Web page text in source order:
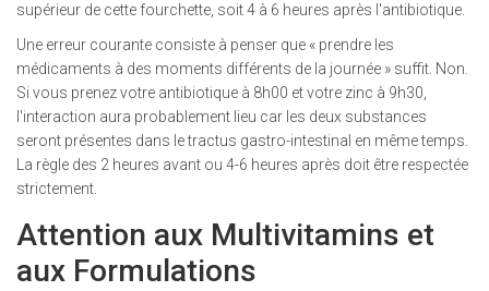
supérieur de cette fourchette, soit 4 à 6 heures après l'antibiotique.
Une erreur courante consiste à penser que « prendre les
médicaments à des moments différents de la journée » suffit. Non.
Si vous prenez votre antibiotique à 8h00 et votre zinc à 9h30,
l'interaction aura probablement lieu car les deux substances
seront présentes dans le tractus gastro-intestinal en même temps.
La règle des 2 heures avant ou 4-6 heures après doit être respectée
strictement.
Attention aux Multivitamins et
aux Formulations